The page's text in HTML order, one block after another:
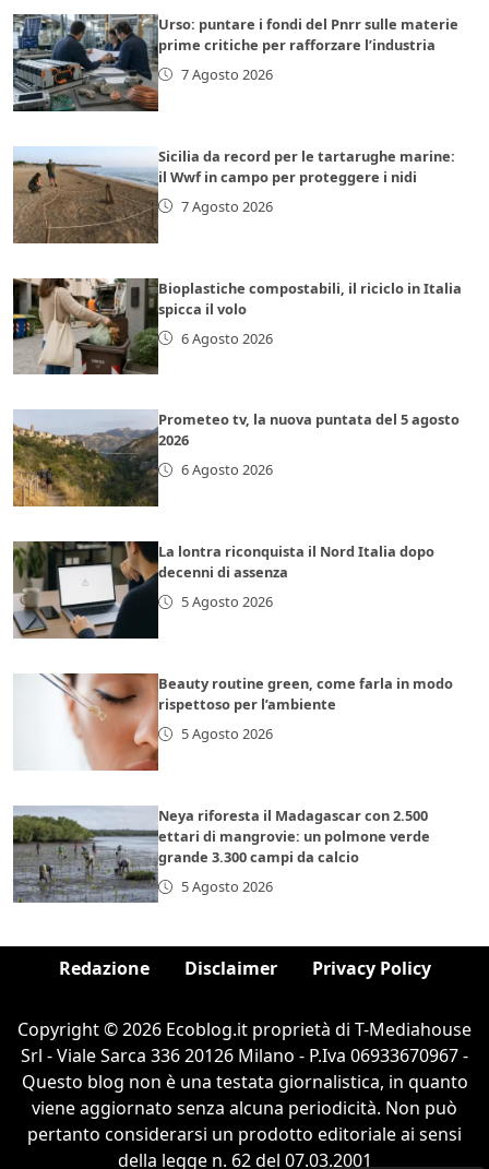
Urso: puntare i fondi del Pnrr sulle materie
prime critiche per rafforzare l’industria
7 Agosto 2026
Sicilia da record per le tartarughe marine:
il Wwf in campo per proteggere i nidi
7 Agosto 2026
Bioplastiche compostabili, il riciclo in Italia
spicca il volo
6 Agosto 2026
Prometeo tv, la nuova puntata del 5 agosto
2026
6 Agosto 2026
La lontra riconquista il Nord Italia dopo
decenni di assenza
5 Agosto 2026
Beauty routine green, come farla in modo
rispettoso per l’ambiente
5 Agosto 2026
Neya riforesta il Madagascar con 2.500
ettari di mangrovie: un polmone verde
grande 3.300 campi da calcio
5 Agosto 2026
Redazione Disclaimer Privacy Policy
Copyright © 2026 Ecoblog.it proprietà di T-Mediahouse
Srl - Viale Sarca 336 20126 Milano - P.Iva 06933670967 -
Questo blog non è una testata giornalistica, in quanto
viene aggiornato senza alcuna periodicità. Non può
pertanto considerarsi un prodotto editoriale ai sensi
della legge n. 62 del 07.03.2001